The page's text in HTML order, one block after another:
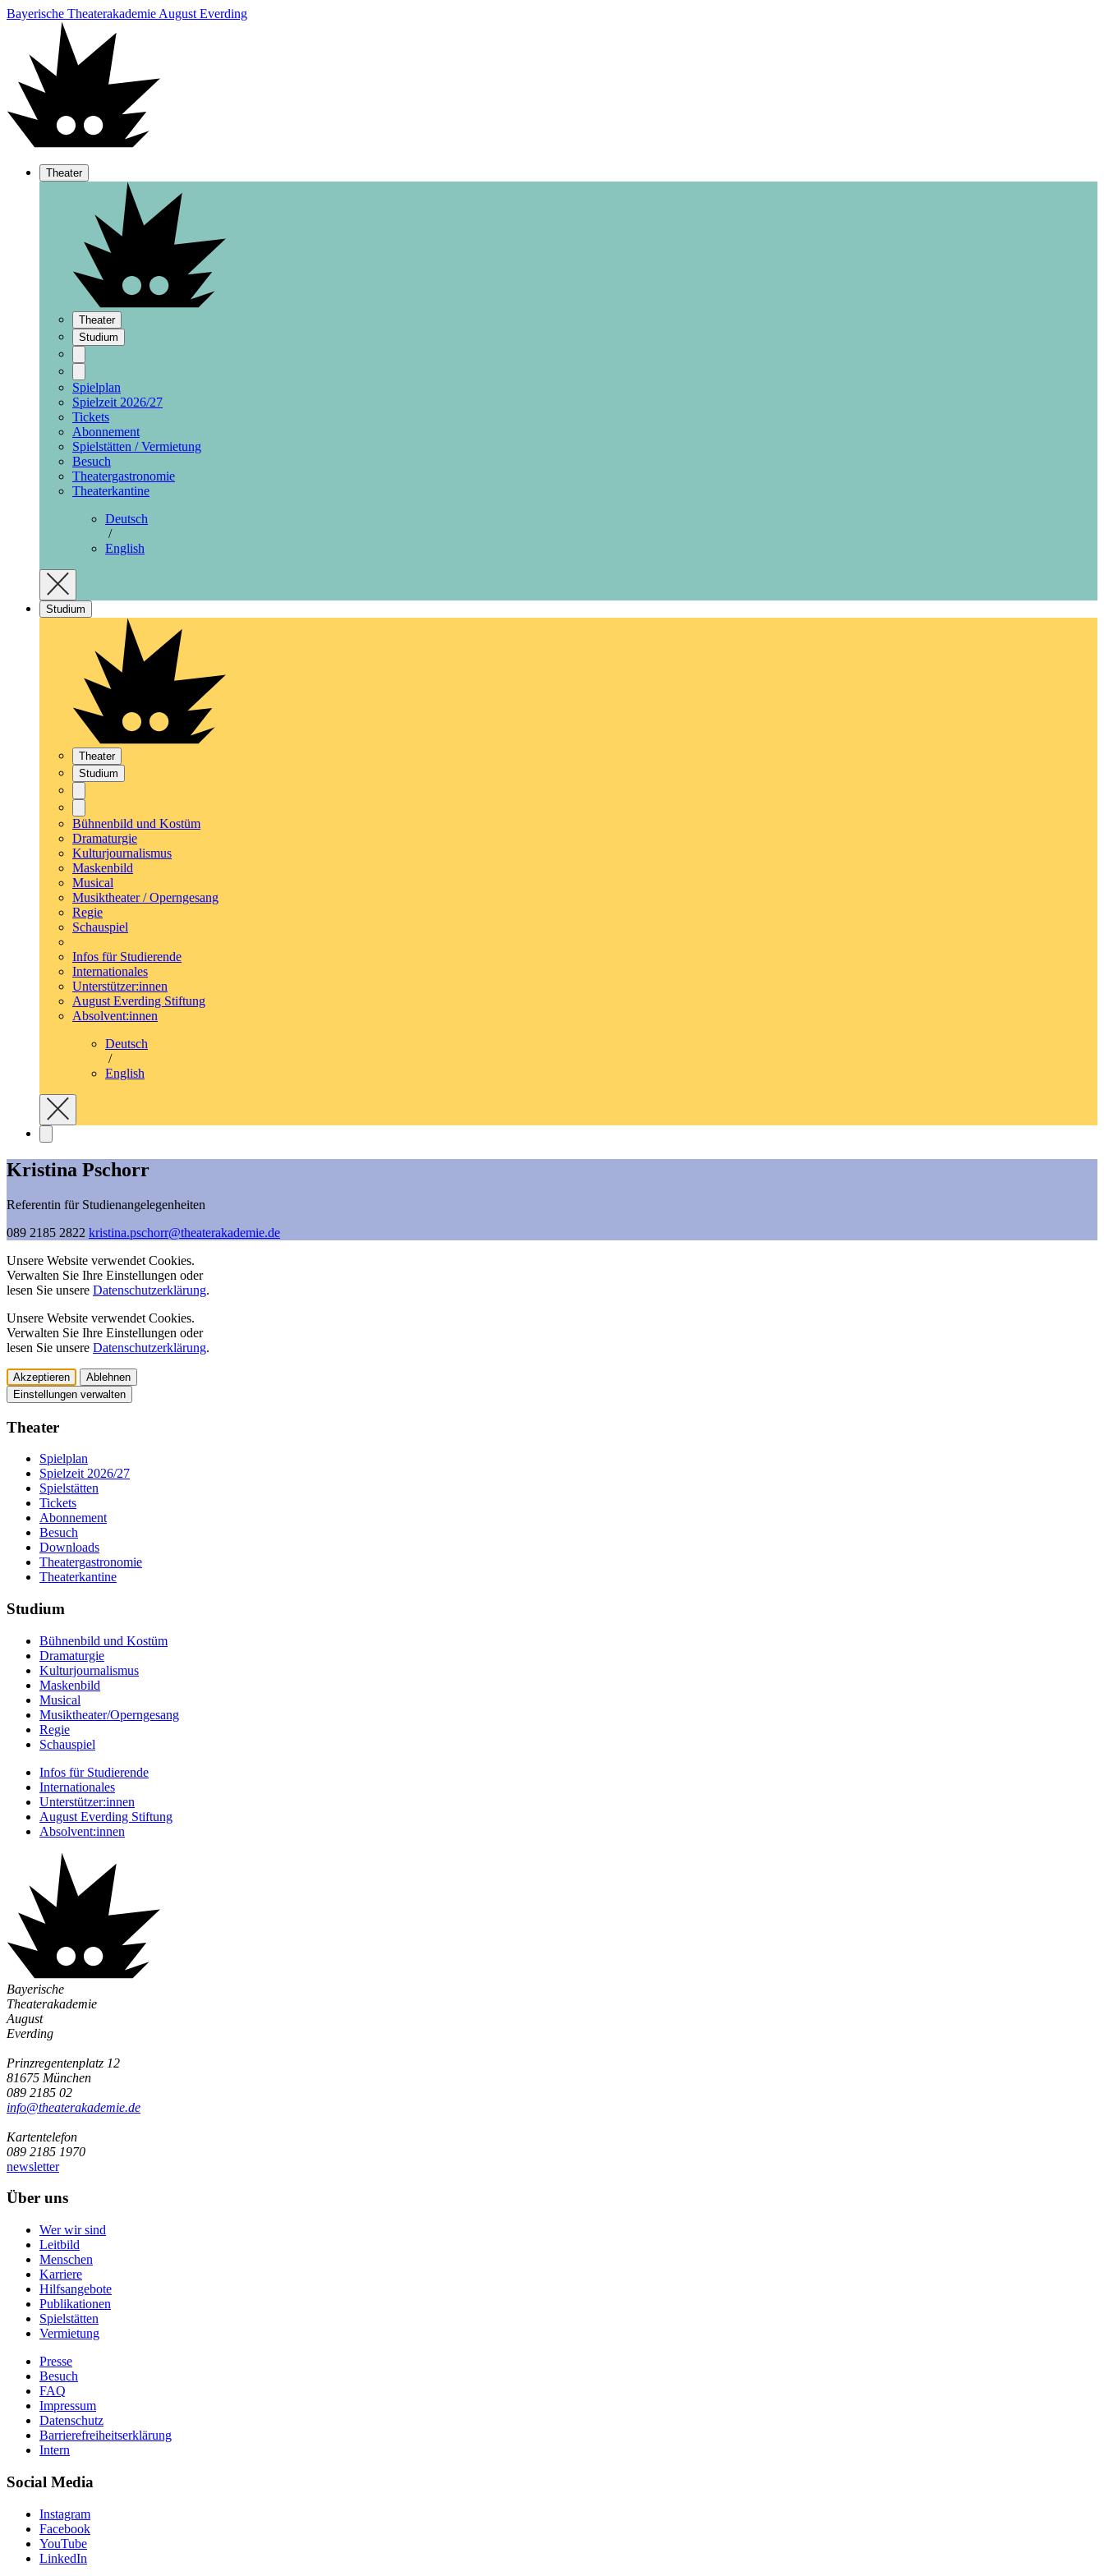
Bayerische Theaterakademie August Everding
Theater
Theater
Studium
Spielplan
Spielzeit 2026/27
Tickets
Abonnement
Spielstätten / Vermietung
Besuch
Theatergastronomie
Theaterkantine
Deutsch
/
English
Studium
Theater
Studium
Bühnenbild und Kostüm
Dramaturgie
Kulturjournalismus
Maskenbild
Musical
Musiktheater / Operngesang
Regie
Schauspiel
Infos für Studierende
Internationales
Unterstützer:innen
August Everding Stiftung
Absolvent:innen
Deutsch
/
English
Kristina Pschorr
Referentin für Studienangelegenheiten
089 2185 2822 kristina.pschorr@­theaterakademie.de
Unsere Website verwendet Cookies.
Verwalten Sie Ihre Einstellungen oder
lesen Sie unsere Datenschutzerklärung.
Unsere Website verwendet Cookies.
Verwalten Sie Ihre Einstellungen oder
lesen Sie unsere Datenschutzerklärung.
Akzeptieren
Ablehnen
Einstellungen verwalten
Theater
Spielplan
Spielzeit 2026/27
Spielstätten
Tickets
Abonnement
Besuch
Downloads
Theatergastronomie
Theaterkantine
Studium
Bühnenbild und Kostüm
Dramaturgie
Kulturjournalismus
Maskenbild
Musical
Musiktheater/­Operngesang
Regie
Schauspiel
Infos für Studierende
Internationales
Unterstützer:innen
August Everding Stiftung
Absolvent:innen
Bayerische
Theaterakademie
August
Everding
Prinzregentenplatz 12
81675 München
089 2185 02
info@­theaterakademie.de
Kartentelefon
089 2185 1970
newsletter
Über uns
Wer wir sind
Leitbild
Menschen
Karriere
Hilfsangebote
Publikationen
Spielstätten
Vermietung
Presse
Besuch
FAQ
Impressum
Datenschutz
Barrierefreiheitserklärung
Intern
Social Media
Instagram
Facebook
YouTube
LinkedIn